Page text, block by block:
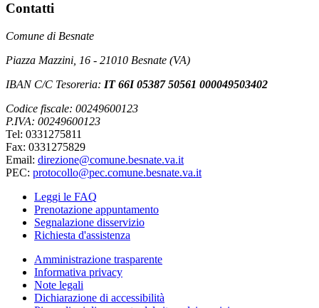
Contatti
Comune di Besnate
Piazza Mazzini, 16 - 21010 Besnate (VA)
IBAN C/C Tesoreria: IT 66I 05387 50561 000049503402
Codice fiscale: 00249600123
P.IVA: 00249600123
Tel: 0331275811
Fax: 0331275829
Email: direzione@comune.besnate.va.it
PEC: protocollo@pec.comune.besnate.va.it
Leggi le FAQ
Prenotazione appuntamento
Segnalazione disservizio
Richiesta d'assistenza
Amministrazione trasparente
Informativa privacy
Note legali
Dichiarazione di accessibilità